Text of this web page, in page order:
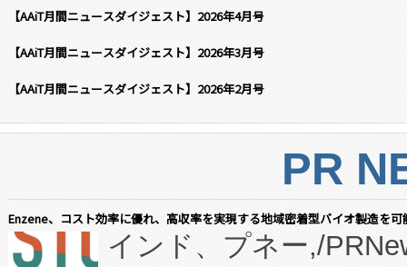
【AAiT月間ニュースダイジェスト】2026年4月号
【AAiT月間ニュースダイジェスト】2026年3月号
【AAiT月間ニュースダイジェスト】2026年2月号
PR
Enzene、コスト効率に優れ、高収率を実現する地域密着型バイオ製造を
インド、プネー,/